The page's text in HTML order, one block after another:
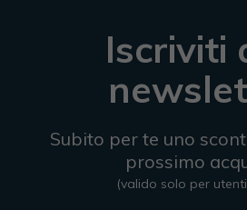
Iscriviti
Subito per te uno
prossimo
(valido solo per